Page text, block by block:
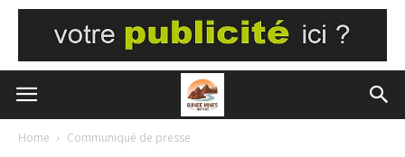
Home Communiqué de presse